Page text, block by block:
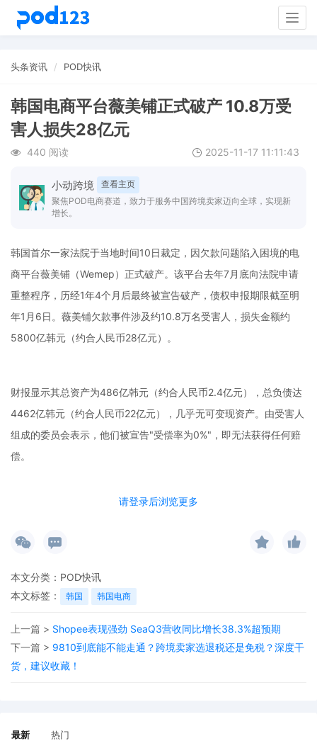
头条资讯 POD快讯
韩国电商平台薇美铺正式破产 10.8万受
害人损失28亿元
440 阅读 2025-11-17 11:11:43
小动跨境
查看主页
聚焦POD电商赛道，致力于服务中国跨境卖家迈向全球，实现新
增长。
请登录后浏览更多
韩国首尔一家法院于当地时间10日裁定，因欠款问题陷入困境的电
商平台薇美铺（Wemep）正式破产。该平台去年7月底向法院申请
重整程序，历经1年4个月后最终被宣告破产，债权申报期限截至明
年1月6日。薇美铺欠款事件涉及约10.8万名受害人，损失金额约
5800亿韩元（约合人民币28亿元）。
财报显示其总资产为486亿韩元（约合人民币2.4亿元），总负债达
4462亿韩元（约合人民币22亿元），几乎无可变现资产。由受害人
组成的委员会表示，他们被宣告"受偿率为0%"，即无法获得任何赔
偿。
该委员会批评称，此事暴露了韩国现行法律制度无法反映线上流通
子公司，曾是韩国第四大电商平台，因拖欠商家货款和消费者退款
于去年7月以经营困难为由申请重整。
本文分类： POD快讯
本文标签：
韩国 韩国电商
上一篇 > Shopee表现强劲 SeaQ3营收同比增长38.3%超预期
下一篇 > 9810到底能不能走通？跨境卖家选退税还是免税？深度干
货，建议收藏！
最新 热门